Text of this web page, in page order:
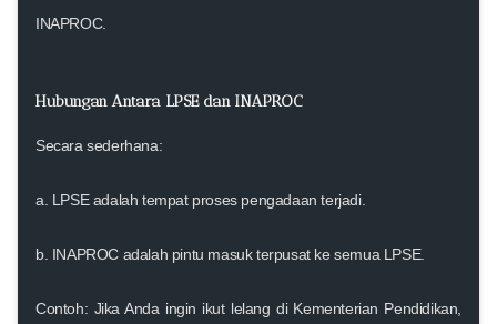
INAPROC.
Hubungan Antara LPSE dan INAPROC
Secara sederhana:
a. LPSEadalah tempat proses pengadaan terjadi.
b. INAPROC adalah pintu masuk terpusat ke semua LPSE.
Contoh: Jika Anda ingin ikut lelang di Kementerian Pendidikan,